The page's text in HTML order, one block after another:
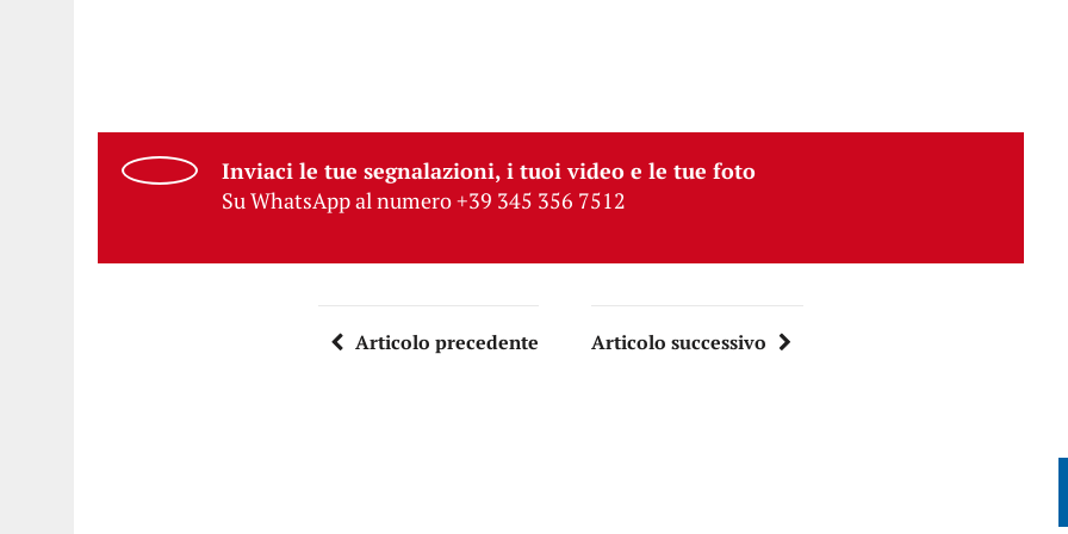
Inviaci le tue segnalazioni, i tuoi video e le tue foto
Su WhatsApp al numero +39 345 356 7512
Articolo precedente Articolo successivo